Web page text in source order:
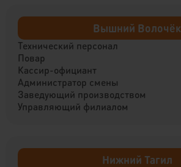
Вышний Волочёк
Технический персонал
Повар
Кассир-официант
Администратор смены
Заведующий производством
Управляющий филиалом
Нижний Тагил